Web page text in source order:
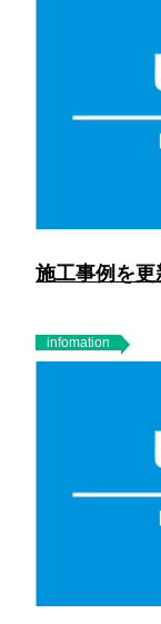
施工事例を更
infomation